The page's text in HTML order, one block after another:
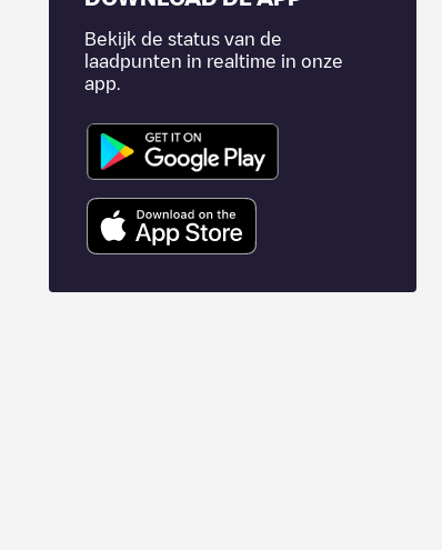
Bekijk de status van de
laadpunten in realtime in onze
app.